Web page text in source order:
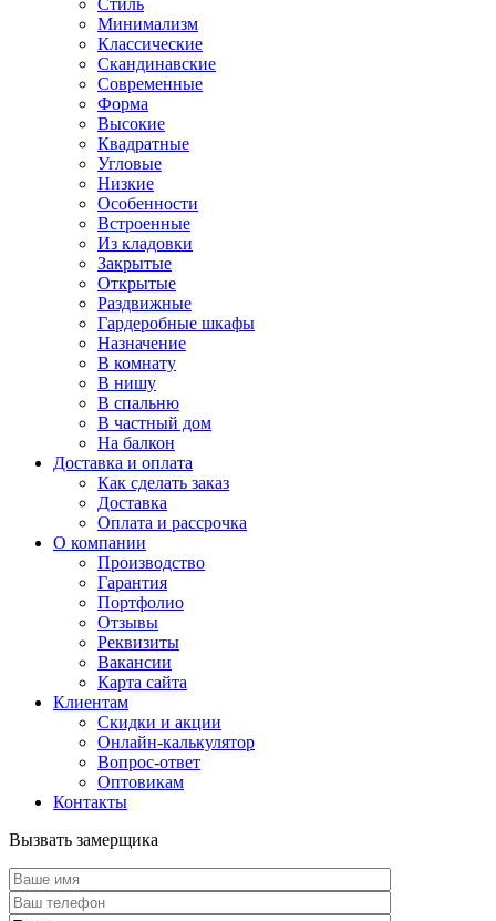
Стиль
Минимализм
Классические
Скандинавские
Современные
Форма
Высокие
Квадратные
Угловые
Низкие
Особенности
Встроенные
Из кладовки
Закрытые
Открытые
Раздвижные
Гардеробные шкафы
Назначение
В комнату
В нишу
В спальню
В частный дом
На балкон
Доставка и оплата
Как сделать заказ
Доставка
Оплата и рассрочка
О компании
Производство
Гарантия
Портфолио
Отзывы
Реквизиты
Вакансии
Карта сайта
Клиентам
Скидки и акции
Онлайн-калькулятор
Вопрос-ответ
Оптовикам
Контакты
Вызвать замерщика